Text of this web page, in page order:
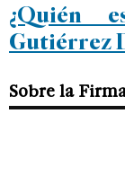
¿Quién
Gutiérrez
Sobre la